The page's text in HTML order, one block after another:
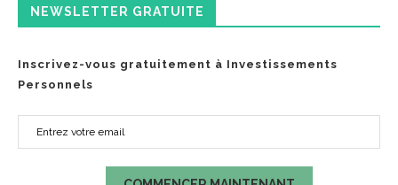
NEWSLETTER GRATUITE
Inscrivez-vous gratuitement à Investissements
Personnels